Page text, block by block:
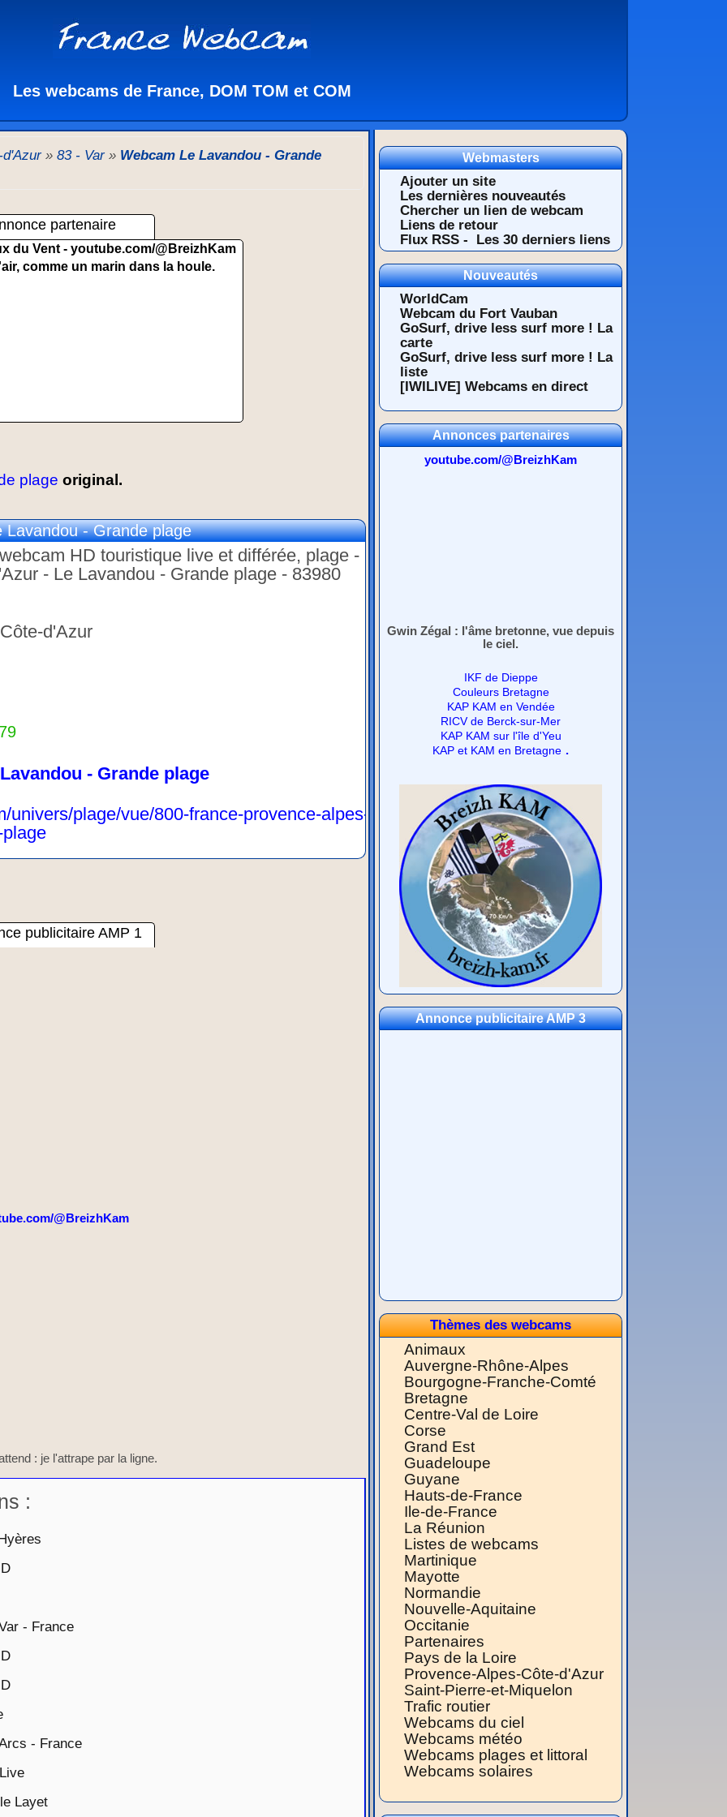
Les webcams de France, DOM TOM et COM
» 83 - Var» Webcam Le Lavandou - Grande
partenaire
du Vent - youtube.com/@BreizhKam
comme un marin dans la houle.
plage original.
Lavandou - Grande plage
HD touristique live et différée, plage -
- Le Lavandou - Grande plage - 83980
d'Azur
- Grande plage
univers/plage/vue/800-france-provence-alpes-
publicitaire AMP 1
@BreizhKam
: je l'attrape par la ligne.
:
- France
- France
Layet
Webmasters
Ajouter un site
Les dernières nouveautés
Chercher un lien de webcam
Liens de retour
Flux RSS -
Les 30 derniers liens
Nouveautés
WorldCam
Webcam du Fort Vauban
GoSurf, drive less surf more ! La
carte
GoSurf, drive less surf more ! La
liste
[IWILIVE] Webcams en direct
Annonces partenaires
youtube.com/@BreizhKam
Gwin Zégal : l'âme bretonne, vue depuis
le ciel.
IKF de Dieppe
Couleurs Bretagne
KAP KAM en Vendée
RICV de Berck-sur-Mer
KAP KAM sur l'île d'Yeu
KAP et KAM en Bretagne .
Annonce publicitaire AMP 3
Thèmes des webcams
Animaux
Auvergne-Rhône-Alpes
Bourgogne-Franche-Comté
Bretagne
Centre-Val de Loire
Corse
Grand Est
Guadeloupe
Guyane
Hauts-de-France
Ile-de-France
La Réunion
Listes de webcams
Martinique
Mayotte
Normandie
Nouvelle-Aquitaine
Occitanie
Partenaires
Pays de la Loire
Provence-Alpes-Côte-d'Azur
Saint-Pierre-et-Miquelon
Trafic routier
Webcams du ciel
Webcams météo
Webcams plages et littoral
Webcams solaires